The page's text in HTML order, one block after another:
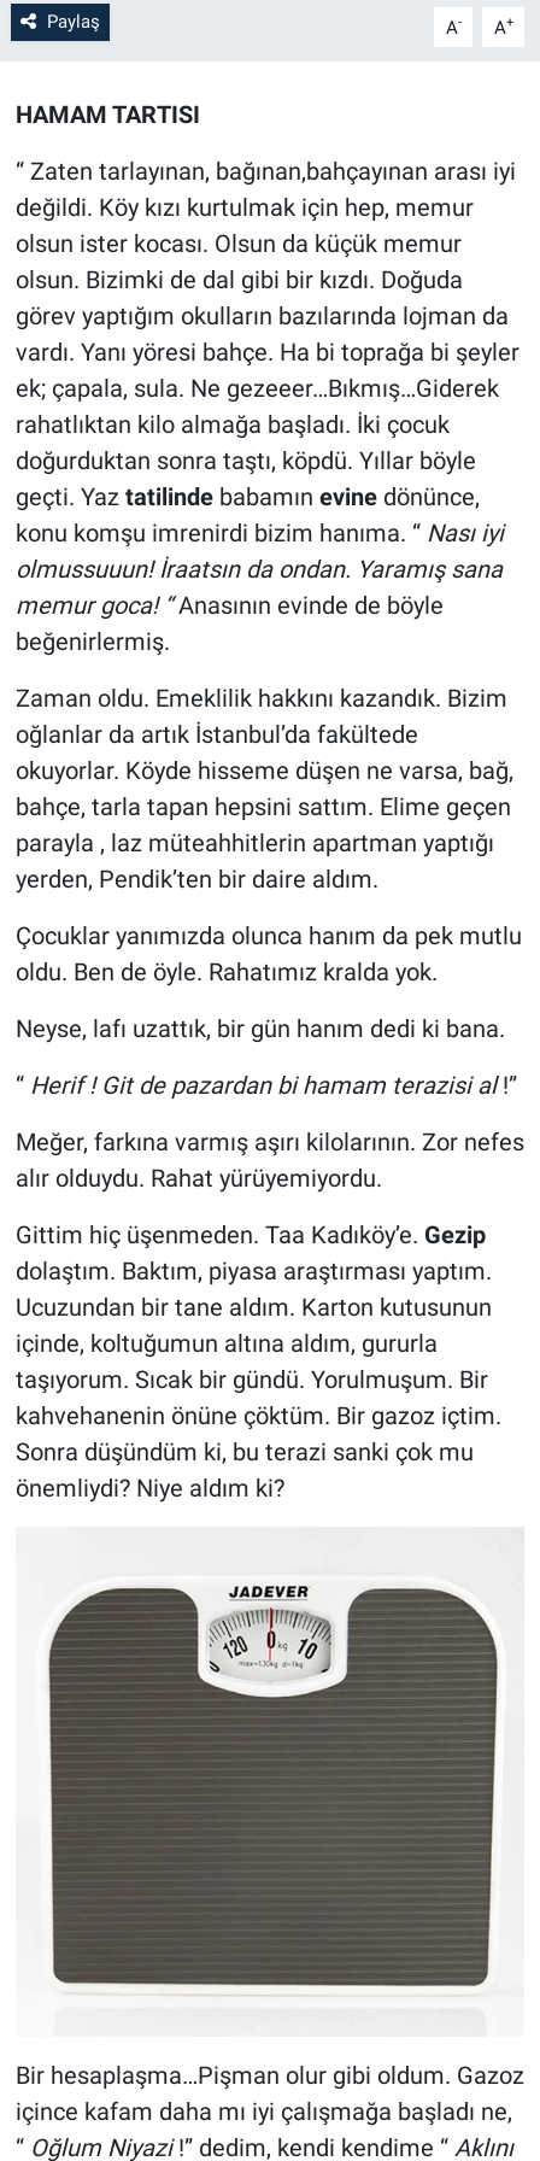
Paylaş A- A+
HAMAM TARTISI
“ Zaten tarlayınan, bağınan,bahçayınan arası iyi
değildi. Köy kızı kurtulmak için hep, memur
olsun ister kocası. Olsun da küçük memur
olsun. Bizimki de dal gibi bir kızdı. Doğuda
görev yaptığım okulların bazılarında lojman da
vardı. Yanı yöresi bahçe. Ha bi toprağa bi şeyler
ek; çapala, sula. Ne gezeeer…Bıkmış…Giderek
rahatlıktan kilo almağa başladı. İki çocuk
doğurduktan sonra taştı, köpdü. Yıllar böyle
geçti. Yaz tatilindebabamın evinedönünce,
konu komşu imrenirdi bizim hanıma. “ Nası iyi
olmussuuun! İraatsın da ondan. Yaramış sana
memur goca! “Anasının evinde de böyle
beğenirlermiş.
Zaman oldu. Emeklilik hakkını kazandık. Bizim
oğlanlar da artık İstanbul’da fakültede
okuyorlar. Köyde hisseme düşen ne varsa, bağ,
bahçe, tarla tapan hepsini sattım. Elime geçen
parayla , laz müteahhitlerin apartman yaptığı
yerden, Pendik’ten bir daire aldım.
Çocuklar yanımızda olunca hanım da pek mutlu
oldu. Ben de öyle. Rahatımız kralda yok.
Neyse, lafı uzattık, bir gün hanım dedi ki bana.
“ Herif ! Git de pazardan bi hamam terazisi al!”
Meğer, farkına varmış aşırı kilolarının. Zor nefes
alır olduydu. Rahat yürüyemiyordu.
Gittim hiç üşenmeden. Taa Kadıköy’e. Gezip
dolaştım. Baktım, piyasa araştırması yaptım.
Ucuzundan bir tane aldım. Karton kutusunun
içinde, koltuğumun altına aldım, gururla
taşıyorum. Sıcak bir gündü. Yorulmuşum. Bir
kahvehanenin önüne çöktüm. Bir gazoz içtim.
Sonra düşündüm ki, bu terazi sanki çok mu
önemliydi? Niye aldım ki?
Bir hesaplaşma…Pişman olur gibi oldum. Gazoz
içince kafam daha mı iyi çalışmağa başladı ne,
“ Oğlum Niyazi!” dedim, kendi kendime “ Aklını
Sağlık
Yerel
Genel
Asayiş
İlan - Duyuru- Mesaj
Türkiye Gündemi
Sizden Gelenler
Yaşam
Sağlık
Eğitim
Kültür
3.Sayfa
Medya
Bilim-Tek
Teknoloji
Röportaj
Kayseri
Niğde
Kırşehir
Yerel
Genel
Asayiş
Politika
Magazin
Çevre
Haberde İnsan
İlan - Duyuru- Mesaj
Türkiye Gündemi
Sizden Gelenler